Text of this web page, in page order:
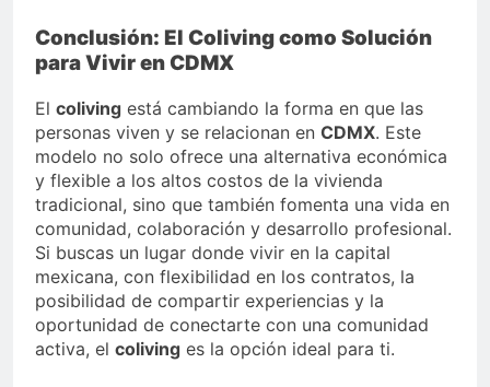
Conclusión: El Coliving como Solución
para Vivir en CDMX
El coliving está cambiando la forma en que las
personas viven y se relacionan en CDMX. Este
modelo no solo ofrece una alternativa económica
y flexible a los altos costos de la vivienda
tradicional, sino que también fomenta una vida en
comunidad, colaboración y desarrollo profesional.
Si buscas un lugar donde vivir en la capital
mexicana, con flexibilidad en los contratos, la
posibilidad de compartir experiencias y la
oportunidad de conectarte con una comunidad
activa, el coliving es la opción ideal para ti.